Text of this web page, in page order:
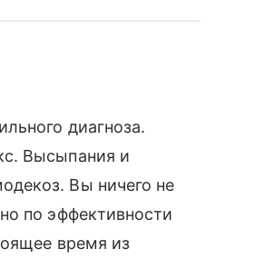
диагноза.
Высыпания и
Вы ничего не
по эффективности
время из